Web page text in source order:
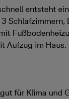
entsteht
Schlafzimmern,
Aufzug im Haus.
für Klima und